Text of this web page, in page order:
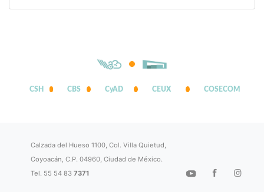
CSH CBS CyAD CEUX COSECOM
Calzada del Hueso 1100, Col. Villa Quietud,
Coyoacán, C.P. 04960, Ciudad de México.
Tel. 55 54 837371